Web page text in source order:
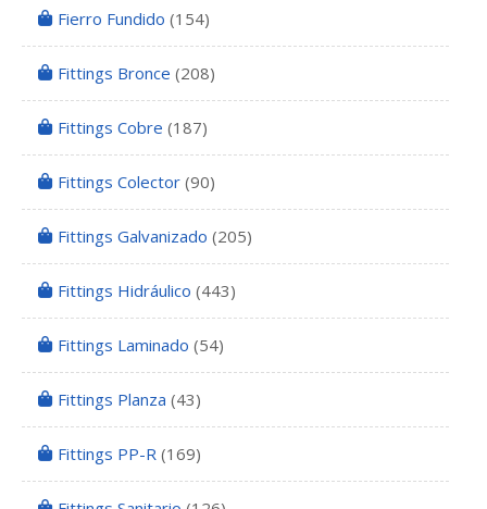
Fierro Fundido (154)
Fittings Bronce (208)
Fittings Cobre (187)
Fittings Colector (90)
Fittings Galvanizado (205)
Fittings Hidráulico (443)
Fittings Laminado (54)
Fittings Planza (43)
Fittings PP-R (169)